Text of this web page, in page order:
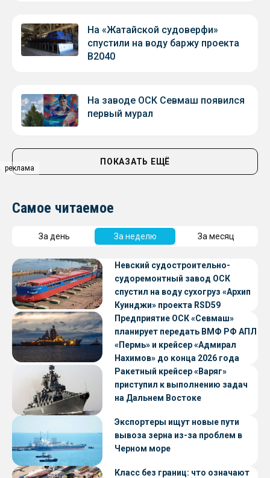
реклама
На «Жатайской судоверфи»
спустили на воду баржу проекта
В2040
На заводе ОСК Севмаш появился
первый мурал
ПОКАЗАТЬ ЕЩЁ
Самое читаемое
За день За неделю За месяц
Невский судостроительно-
судоремонтный завод ОСК
спустил на воду сухогруз «Архип
Куинджи» проекта RSD59
Предприятие ОСК «Севмаш»
планирует передать ВМФ РФ АПЛ
«Пермь» и крейсер «Адмирал
Нахимов» до конца 2026 года
Ракетный крейсер «Варяг»
приступил к выполнению задач
на Дальнем Востоке
Экспортеры ищут новые пути
вывоза зерна из-за проблем в
Черном море
Класс без границ: что означают